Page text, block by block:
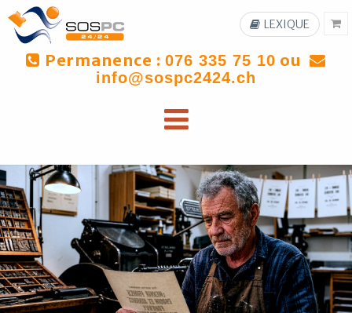
Permanence : 076 335 75 10 ou
info@sospc2424.ch
LEXIQUE